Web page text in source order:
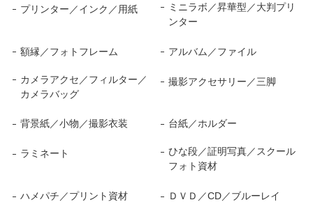
プリンター／インク／用紙
ミニラボ／昇華型／大判プリ
ンター
額縁／フォトフレーム アルバム／ファイル
カメラアクセ／フィルター／
カメラバッグ
撮影アクセサリー／三脚
背景紙／小物／撮影衣装 台紙／ホルダー
ラミネート
ひな段／証明写真／スクール
フォト資材
ハメパチ／プリント資材 ＤＶＤ／CD／ブルーレイ